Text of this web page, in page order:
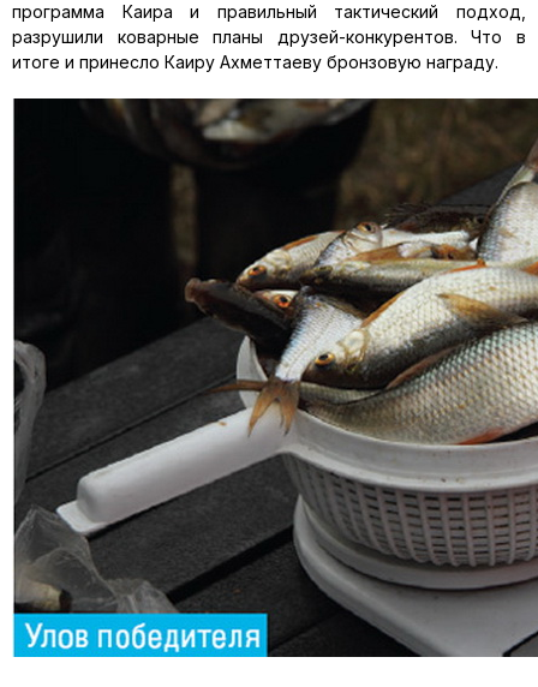
программа Каира и правильный тактический подход,
разрушили коварные планы друзей-конкурентов. Что в
итоге и принесло Каиру Ахметтаеву бронзовую награду.